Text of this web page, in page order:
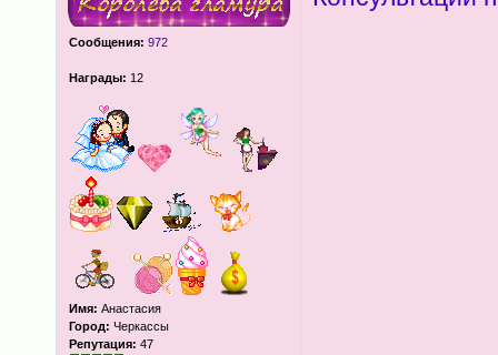
Сообщения: 972
Награды: 12
Имя: Анастасия
Город: Черкассы
Репутация: 47